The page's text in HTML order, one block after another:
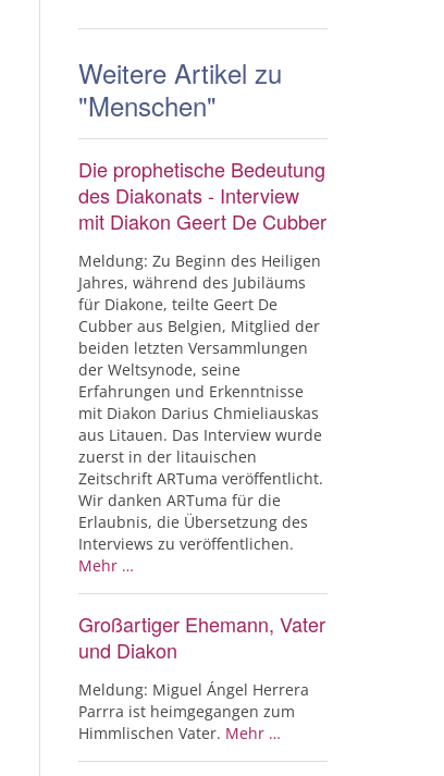
Weitere Artikel zu
"Menschen"
Die prophetische Bedeutung
des Diakonats - Interview
mit Diakon Geert De Cubber
Meldung: Zu Beginn des Heiligen
Jahres, während des Jubiläums
für Diakone, teilte Geert De
Cubber aus Belgien, Mitglied der
beiden letzten Versammlungen
der Weltsynode, seine
Erfahrungen und Erkenntnisse
mit Diakon Darius Chmieliauskas
aus Litauen. Das Interview wurde
zuerst in der litauischen
Zeitschrift ARTuma veröffentlicht.
Wir danken ARTuma für die
Erlaubnis, die Übersetzung des
Interviews zu veröffentlichen.
Mehr …
Großartiger Ehemann, Vater
und Diakon
Meldung: Miguel Ángel Herrera
Parrra ist heimgegangen zum
Himmlischen Vater. Mehr …